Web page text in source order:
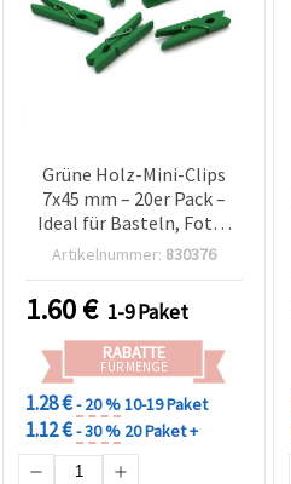
Grüne Holz-Mini-Clips
7x45 mm – 20er Pack –
Ideal für Basteln, Foto-
Displays &
Artikelnummer: 830376
1.60€ 1-9 Paket
RABATTE
FÜR MENGE
1.28 €- 20 %10-19 Paket
1.12 €- 30 % 20 Paket +